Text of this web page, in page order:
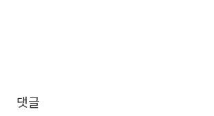
댓글